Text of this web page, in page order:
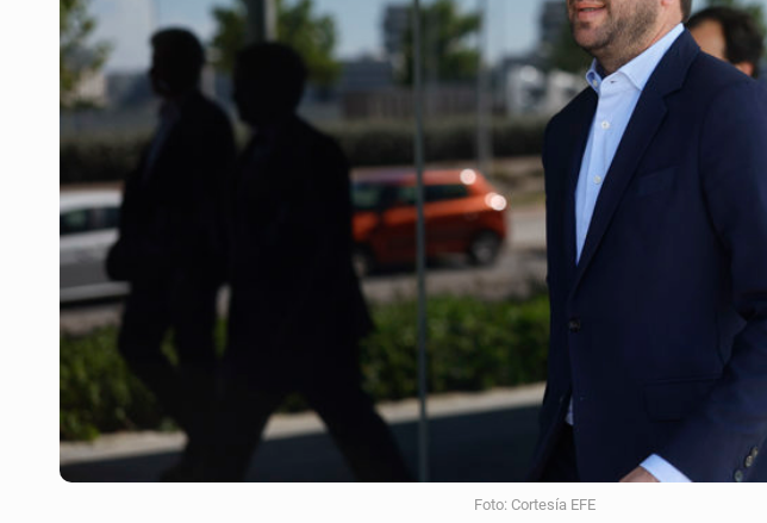
Detienen al exgobernador de Guerrero, Ángel Aguirre
Anuncian refuerzo de seguridad en Michoacán para reactivar
Sheinbaum defiende consulta pública sobre derechos de las
SEP permitirá regularización de escuelas militarizadas
Adulto mayor pierde la vida en incendio de una vivienda en
Foto: Cortesía EFE